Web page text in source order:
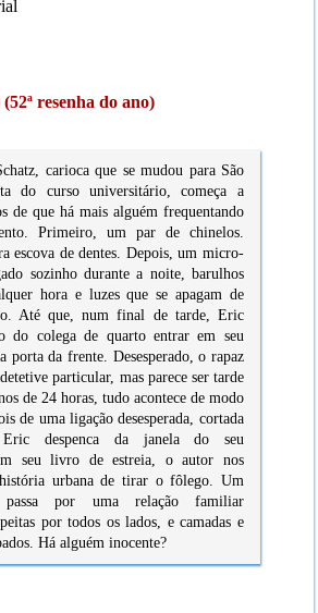
resenha do ano)
carioca que se mudou para São
do curso universitário, começa a
de que há mais alguém frequentando
Primeiro, um par de chinelos.
escova de dentes. Depois, um micro-
sozinho durante a noite, barulhos
hora e luzes que se apagam de
Até que, num final de tarde, Eric
do colega de quarto entrar em seu
porta da frente. Desesperado, o rapaz
particular, mas parece ser tarde
de 24 horas, tudo acontece de modo
de uma ligação desesperada, cortada
Eric despenca da janela do seu
seu livro de estreia, o autor nos
história urbana de tirar o fôlego. Um
por uma relação familiar
por todos os lados, e camadas e
Há alguém inocente?